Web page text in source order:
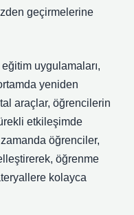
geçirmelerine
uygulamaları,
yeniden
araçlar, öğrencilerin
etkileşimde
öğrenciler,
öğrenme
kolayca